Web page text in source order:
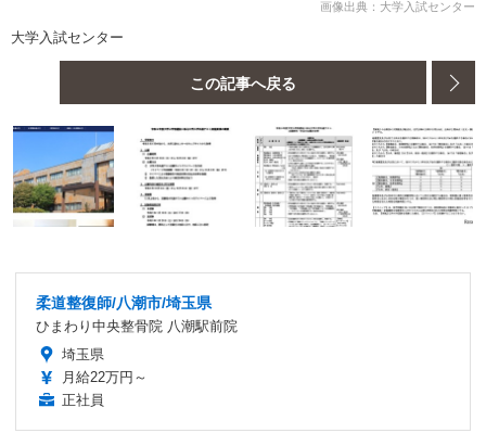
画像出典：大学入試センター
大学入試センター
この記事へ戻る
柔道整復師/八潮市/埼玉県
ひまわり中央整骨院 八潮駅前院
埼玉県
月給22万円～
正社員